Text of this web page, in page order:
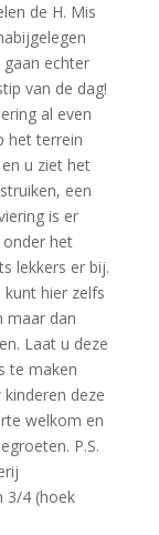
de H. Mis
echter
van de dag!
al even
het terrein
u ziet het
een
is er
het
lekkers er bij.
hier zelfs
maar dan
Laat u deze
te maken
deze
welkom en
P.S.
3/4 (hoek